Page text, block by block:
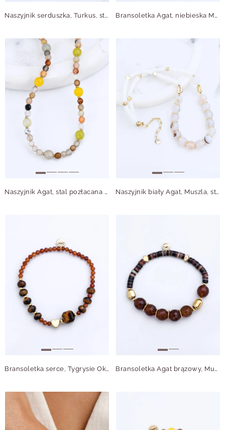
Naszyjnik serduszka, Turkus, stal pozłacana S315010Z00 Bransoletka Agat, niebieska Muszla, stal pozłacana S115076P00
Naszyjnik Agat, stal pozłacana S314979Z00 Naszyjnik biały Agat, Muszla, stal pozłacana S315061Z00
Bransoletka serce, Tygrysie Oko, Granat, stal pozłacana S115016Z00 Bransoletka Agat brązowy, Muszla, stal pozłacana S115071Z00